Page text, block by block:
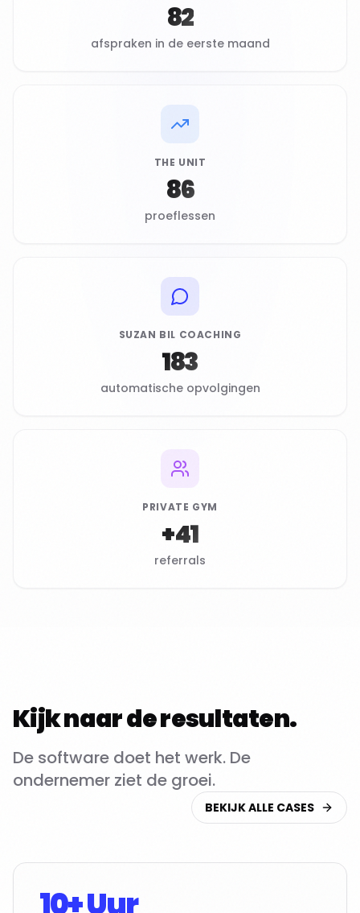
82
afspraken in de eerste maand
THE UNIT
86
proeflessen
SUZAN BIL COACHING
183
automatische opvolgingen
PRIVATE GYM
+41
referrals
Kijk naar de resultaten.
De software doet het werk. De
ondernemer ziet de groei.
BEKIJK ALLE CASES
10+ Uur